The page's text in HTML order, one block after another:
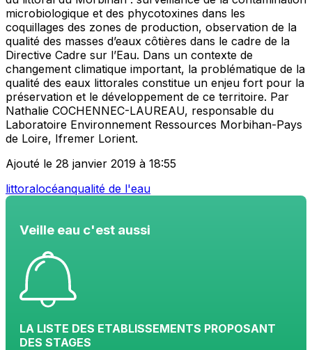
microbiologique et des phycotoxines dans les
coquillages des zones de production, observation de la
qualité des masses d’eaux côtières dans le cadre de la
Directive Cadre sur l’Eau. Dans un contexte de
changement climatique important, la problématique de la
qualité des eaux littorales constitue un enjeu fort pour la
préservation et le développement de ce territoire. Par
Nathalie COCHENNEC-LAUREAU, responsable du
Laboratoire Environnement Ressources Morbihan-Pays
de Loire, Ifremer Lorient.
Ajouté le 28 janvier 2019 à 18:55
littoralocéanqualité de l'eau
Veille eau c'est aussi
LA LISTE DES ETABLISSEMENTS PROPOSANT
DES STAGES